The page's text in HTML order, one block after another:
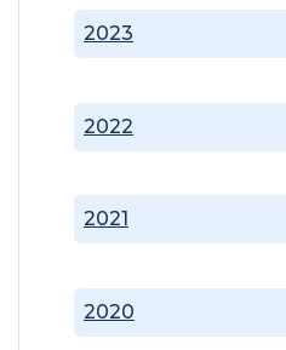
2020
2021
2022
2023